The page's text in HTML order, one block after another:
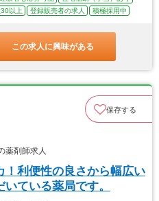
以上 登録販売者の求人 積極採用中
この求人に興味がある
保存する
剤師求人
利便性の良さから幅広い
ている薬局です。